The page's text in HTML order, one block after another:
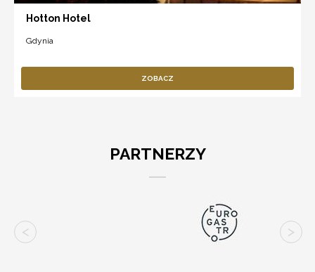
Hotton Hotel
Gdynia
ZOBACZ
PARTNERZY